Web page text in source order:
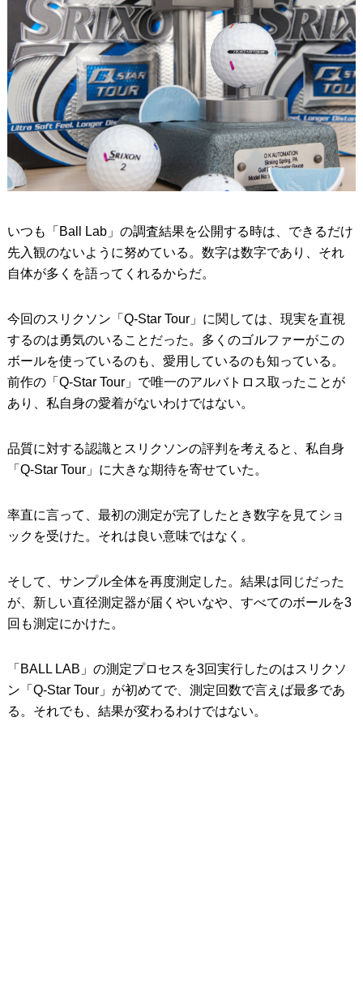
いつも「Ball Lab」の調査結果を公開する時は、できるだけ
先入観のないように努めている。数字は数字であり、それ
自体が多くを語ってくれるからだ。
今回のスリクソン「Q-Star Tour」に関しては、現実を直視
するのは勇気のいることだった。多くのゴルファーがこの
ボールを使っているのも、愛用しているのも知っている。
前作の「Q-Star Tour」で唯一のアルバトロス取ったことが
あり、私自身の愛着がないわけではない。
品質に対する認識とスリクソンの評判を考えると、私自身
「Q-Star Tour」に大きな期待を寄せていた。
率直に言って、最初の測定が完了したとき数字を見てショ
ックを受けた。それは良い意味ではなく。
そして、サンプル全体を再度測定した。結果は同じだった
が、新しい直径測定器が届くやいなや、すべてのボールを3
回も測定にかけた。
「BALL LAB」の測定プロセスを3回実行したのはスリクソ
ン「Q-Star Tour」が初めてで、測定回数で言えば最多であ
る。それでも、結果が変わるわけではない。